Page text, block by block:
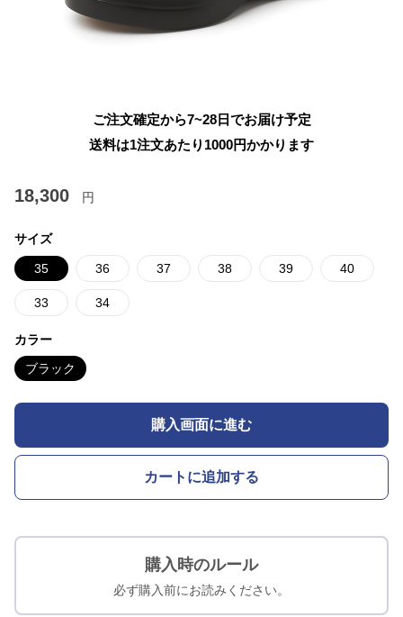
ご注文確定から7~28日でお届け予定
送料は1注文あたり 1000円かかります
18,300 円
サイズ
35 36 37 38 39 40
33 34
カラー
ブラック
購入画面に進む
カートに追加する
購入時のルール
必ず購入前にお読みください。